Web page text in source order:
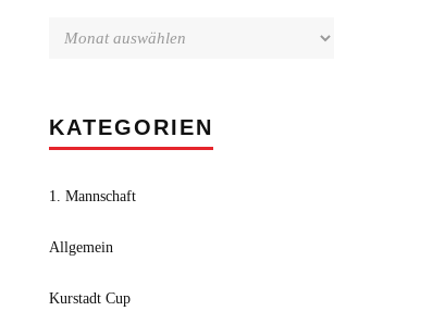
KATEGORIEN
1. Mannschaft
Allgemein
Kurstadt Cup